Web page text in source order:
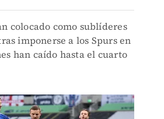
colocado como sublíderes
imponerse a los Spurs en
han caído hasta el cuarto